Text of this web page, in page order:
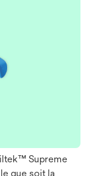
Supreme
que soit la